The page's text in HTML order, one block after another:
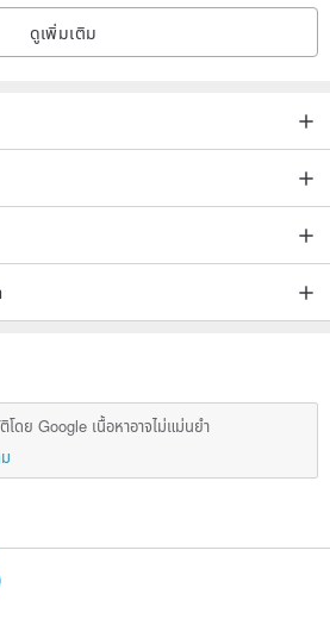
ดูเพิ่มเติม
โดย Google เนื้อหาอาจไม่แม่นยำ